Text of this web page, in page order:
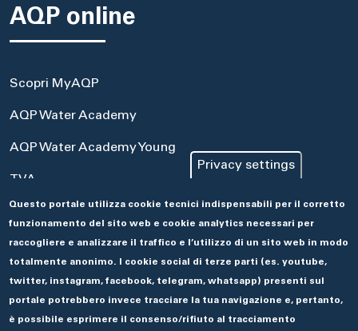
AQP online
Scopri MyAQP
AQP Water Academy
AQP Water Academy Young
TVA
Portale Acquisti
Aseco
Privacy settings
Questo portale utilizza cookie tecnici indispensabili per il corretto
funzionamento del sito web e cookie analytics necessari per
raccogliere e analizzare il traffico e l’utilizzo di un sito web in modo
totalmente anonimo. I cookie social di terze parti (es. youtube,
twitter, instagram, facebook, telegram, whatsapp) presenti sul
portale potrebbero invece tracciare la tua navigazione e, pertanto,
è possibile esprimere il consenso/rifiuto al tracciamento